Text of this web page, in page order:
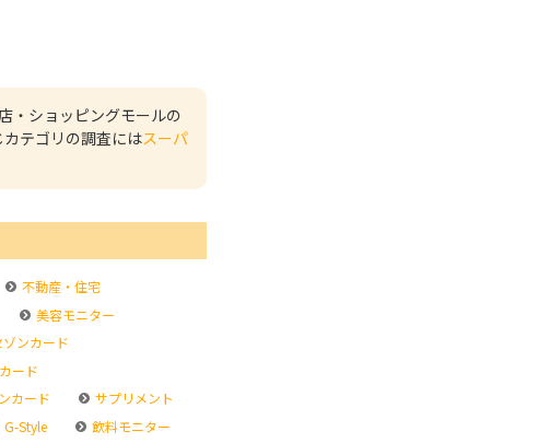
・ショッピングモールの
テゴリの調査にはスーパ
不動産・住宅
美容モニター
ゾンカード
ード
カード
サプリメント
G-Style
飲料モニター